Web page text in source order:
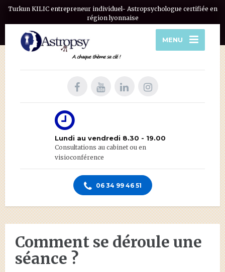
Turkun KILIC entrepreneur individuel- Astropsychologue certifiée en
région lyonnaise
MENU
Lundi au vendredi 8.30 - 19.00
Consultations au cabinet ou en
visioconférence
06 34 99 46 51
Comment se déroule une
séance ?